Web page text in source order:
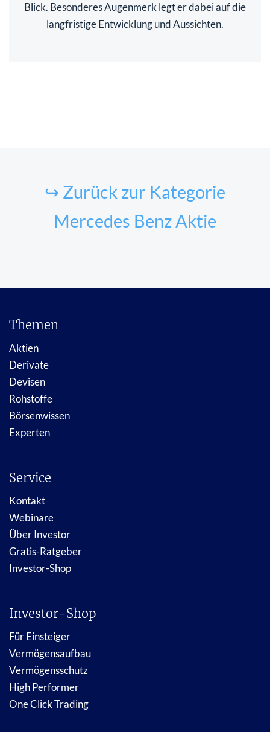
Blick. Besonderes Augenmerk legt er dabei auf die
langfristige Entwicklung und Aussichten.
↪ Zurück zur Kategorie
Mercedes Benz Aktie
Themen
Aktien
Derivate
Devisen
Rohstoffe
Börsenwissen
Experten
Service
Kontakt
Webinare
Über Investor
Gratis-Ratgeber
Investor-Shop
Investor-Shop
Für Einsteiger
Vermögensaufbau
Vermögensschutz
High Performer
One Click Trading